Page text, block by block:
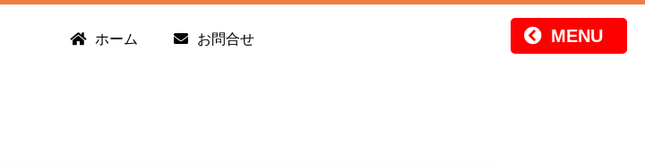
ホーム お問合せ